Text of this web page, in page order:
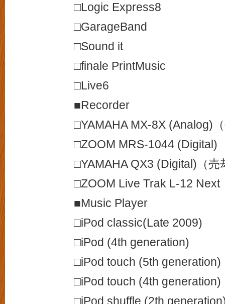
□Logic Express8
□GarageBand
□Sound it
□finale PrintMusic
□Live6
■Recorder
□YAMAHA MX-8X (Analog)
□ZOOM MRS-1044 (Digital)
□YAMAHA QX3 (Digital)（売
□ZOOM Live Trak L-12 Next
■Music Player
□iPod classic(Late 2009)
□iPod (4th generation)
□iPod touch (5th generation)
□iPod touch (4th generation)
□iPod shuffle (2th